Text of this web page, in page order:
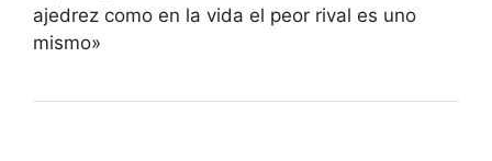
ajedrez como en la vida el peor rival es uno
mismo»